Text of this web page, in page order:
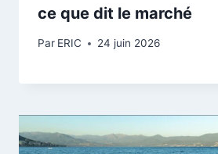
ce que dit le marché
Par ERIC 24 juin 2026